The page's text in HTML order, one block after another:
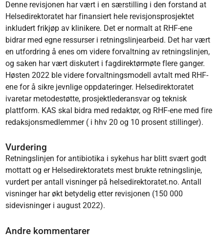
Denne revisjonen har vært i en særstilling i den forstand at
Helsedirektoratet har finansiert hele revisjonsprosjektet
inkludert frikjøp av klinikere. Det er normalt at RHF-ene
bidrar med egne ressurser i retningslinjearbeid. Det har vært
en utfordring å enes om videre forvaltning av retningslinjen,
og saken har vært diskutert i fagdirektørmøte flere ganger.
Høsten 2022 ble videre forvaltningsmodell avtalt med RHF-
ene for å sikre jevnlige oppdateringer. Helsedirektoratet
ivaretar metodestøtte, prosjektlederansvar og teknisk
plattform. KAS skal bidra med redaktør, og RHF-ene med fire
redaksjonsmedlemmer ( i hhv 20 og 10 prosent stillinger).
Vurdering
Retningslinjen for antibiotika i sykehus har blitt svært godt
mottatt og er Helsedirektoratets mest brukte retningslinje,
vurdert per antall visninger på helsedirektoratet.no. Antall
visninger har økt betydelig etter revisjonen (150 000
sidevisninger i august 2022).
Andre kommentarer